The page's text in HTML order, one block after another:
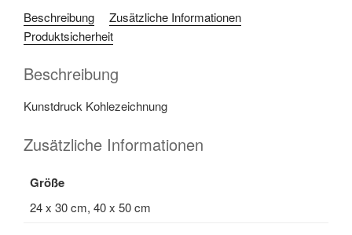
Beschreibung
Zusätzliche Informationen
Produktsicherheit
Beschreibung
Kunstdruck Kohlezeichnung
Zusätzliche Informationen
Größe
24 x 30 cm, 40 x 50 cm